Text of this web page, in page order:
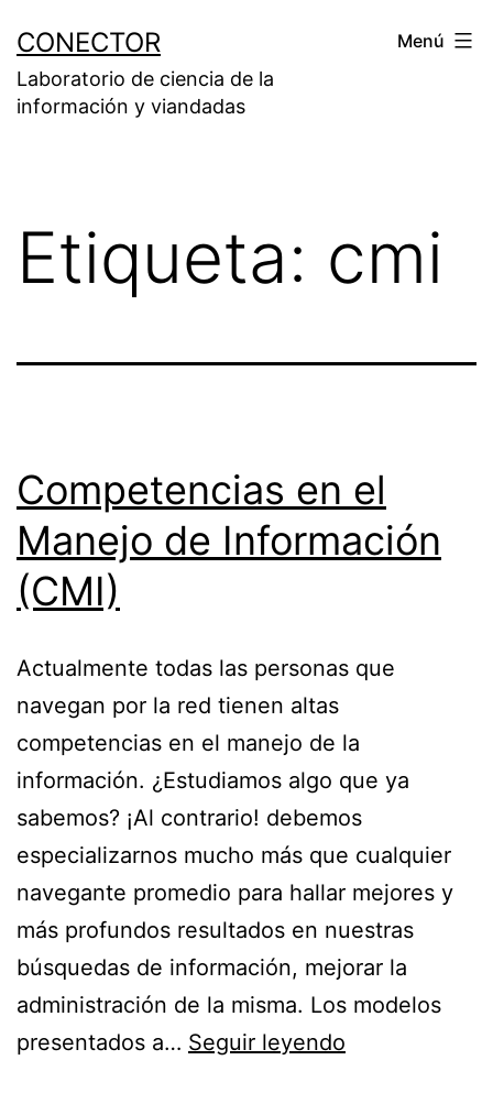
contenido
CONECTOR
Laboratorio de ciencia de la
información y viandadas
Menú
Etiqueta: cmi
Competencias en el
Manejo de Información
(CMI)
Actualmente todas las personas que
navegan por la red tienen altas
competencias en el manejo de la
información. ¿Estudiamos algo que ya
sabemos? ¡Al contrario! debemos
especializarnos mucho más que cualquier
navegante promedio para hallar mejores y
más profundos resultados en nuestras
búsquedas de información, mejorar la
administración de la misma. Los modelos
presentados a… Seguir leyendo